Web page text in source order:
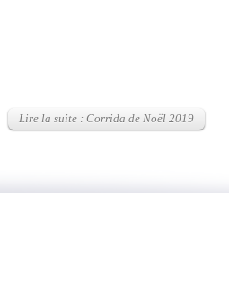
Lire la suite : Corrida de Noël 2019